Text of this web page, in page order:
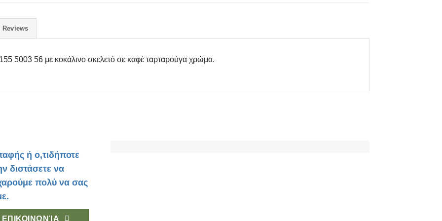
Reviews
5003 56 με κοκάλινο σκελετό σε καφέ ταρταρούγα χρώμα.
ή ο,τιδήποτε
διστάσετε να
πολύ να σας
ΕΠΙΚΟΙΝΩΝΊΑ